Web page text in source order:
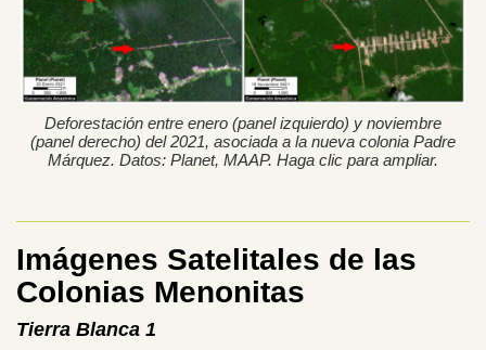
Deforestación entre enero (panel izquierdo) y noviembre
(panel derecho) del 2021, asociada a la nueva colonia Padre
Márquez. Datos: Planet, MAAP. Haga clic para ampliar.
Imágenes Satelitales de las
Colonias Menonitas
Tierra Blanca 1